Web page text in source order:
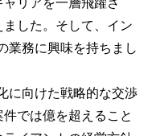
した。そして、イン
業務に興味を持ちまし
に向けた戦略的な交渉
では億を超えること